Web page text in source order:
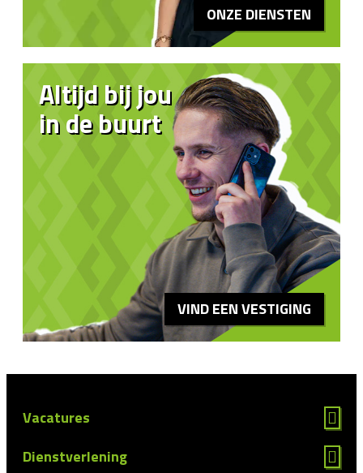
ONZE DIENSTEN
Altijd bij jou
in de buurt
VIND EEN VESTIGING
Vacatures
Dienstverlening